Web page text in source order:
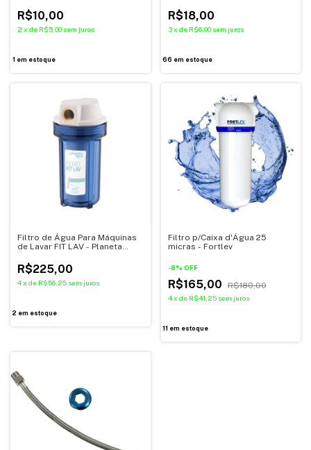
R$10,00
2 x de R$5,00 sem juros
1 em estoque
R$18,00
3 x de R$6,00 sem juros
66 em estoque
Filtro de Água Para Máquinas
de Lavar FIT LAV - Planeta
R$225,00
4x de R$56,25 sem juros
2 em estoque
Filtro p/Caixa d'Água 25
micras - Fortlev
-8% OFF
R$165,00 R$180,00
4 x de R$41,25 sem juros
11 em estoque